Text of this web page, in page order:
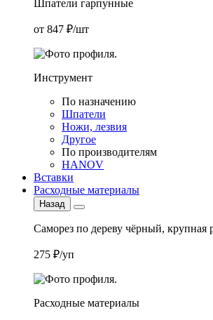
Шпатели гарпунные
от 847 ₽/шт
Инструмент
По назначению
Шпатели
Ножи, лезвия
Другое
По производителям
HANOV
Вставки
Расходные материалы
Назад
Саморез по дереву чёрный, крупная
275 ₽/уп
Расходные материалы